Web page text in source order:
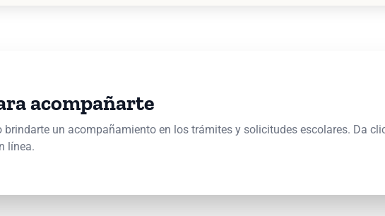
acompañarte
brindarte un acompañamiento en los trámites y solicitudes escolares. Da
línea.